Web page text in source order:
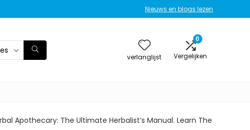
Nieuws en blogs lezen
verlanglijst
0
Vergelijken
Apothecary: The Ultimate Herbalist’s Manual. Learn The